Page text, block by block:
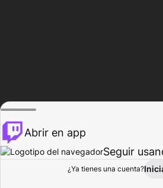
Explorar
Abrir en app
Seguir
¿Ya tienes una cuenta?